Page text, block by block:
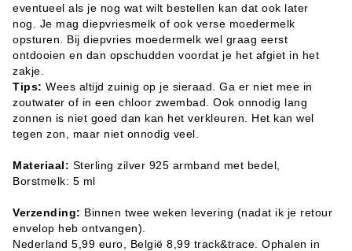
eventueel als je nog wat wilt bestellen kan dat ook later
nog. Je mag diepvriesmelk of ook verse moedermelk
opsturen. Bij diepvries moedermelk wel graag eerst
ontdooien en dan opschudden voordat je het afgiet in het
zakje.
Tips: Wees altijd zuinig op je sieraad. Ga er niet mee in
zoutwater of in een chloor zwembad. Ook onnodig lang
zonnen is niet goed dan kan het verkleuren. Het kan wel
tegen zon, maar niet onnodig veel.
Materiaal: Sterling zilver 925 armband met bedel,
Borstmelk: 5 ml
Verzending: Binnen twee weken levering (nadat ik je retour
envelop heb ontvangen).
Nederland 5,99 euro, België 8,99 track&trace. Ophalen in